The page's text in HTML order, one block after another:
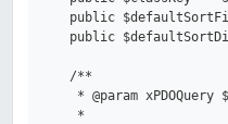
public
public
    /**
* @param xPDOQuery
     *